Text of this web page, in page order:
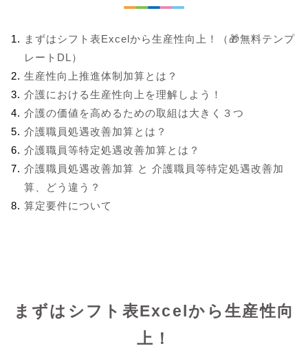
まずはシフト表Excelから生産性向上！（🎁無料テンプ
レートDL）
生産性向上推進体制加算とは？
介護における生産性向上を理解しよう！
介護の価値を高めるための取組は大きく３つ
介護職員処遇改善加算とは？
介護職員等特定処遇改善加算とは？
介護職員処遇改善加算 と 介護職員等特定処遇改善加
算、どう違う？
算定要件について
まずはシフト表Excelから生産性向
上！